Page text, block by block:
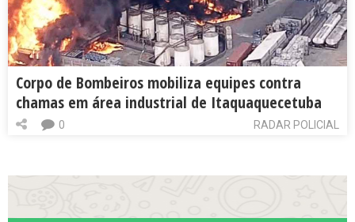
Corpo de Bombeiros mobiliza equipes contra
chamas em área industrial de Itaquaquecetuba
RADAR POLICIAL
0